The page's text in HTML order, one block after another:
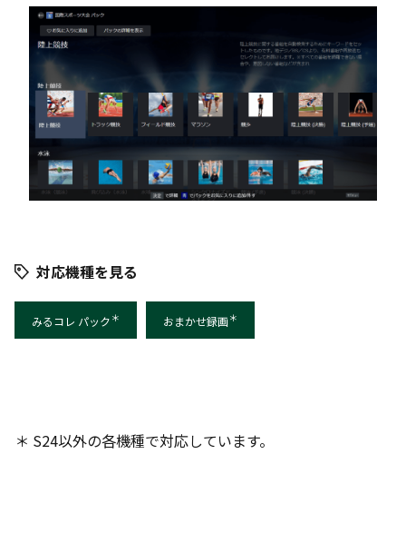
対応機種を見る
みるコレ パック ＊ おまかせ録画＊
＊ S24以外の各機種で対応しています。